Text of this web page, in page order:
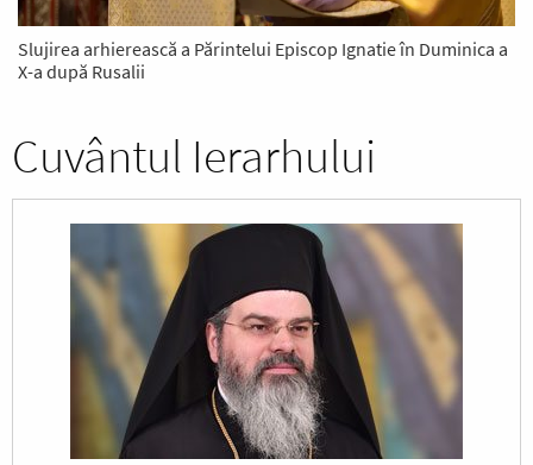
Slujirea arhierească a Părintelui Episcop Ignatie în Duminica a
X-a după Rusalii
Cuvântul Ierarhului